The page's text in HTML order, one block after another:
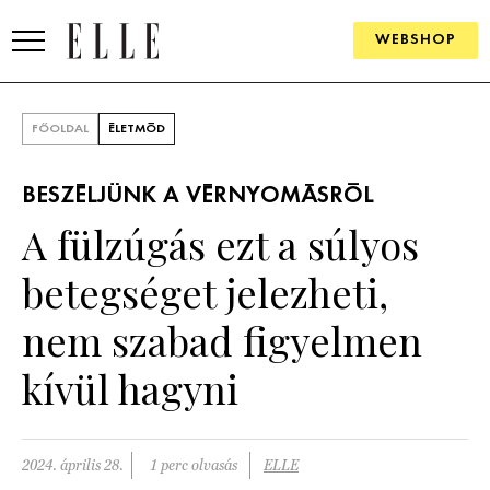
WEBSHOP
SZÉPSÉG
PSZICHÉ
PÁRKAPCSOLAT
FŐOLDAL ÉLETMÓD
BESZÉLJÜNK A VÉRNYOMÁSRÓL
A fülzúgás ezt a súlyos
betegséget jelezheti,
nem szabad figyelmen
kívül hagyni
2024. április 28. 1 perc olvasás ELLE